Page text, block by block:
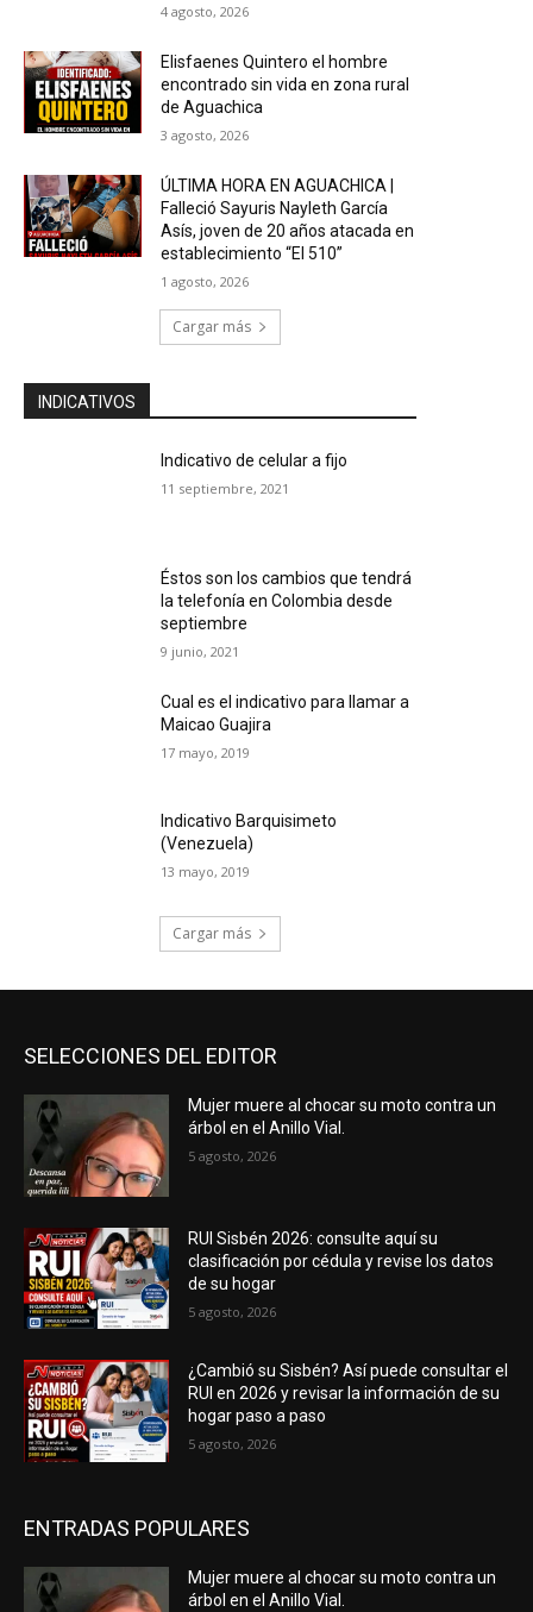
4 agosto, 2026
Elisfaenes Quintero el hombre
encontrado sin vida en zona rural
de Aguachica
3 agosto, 2026
ÚLTIMA HORA EN AGUACHICA |
Falleció Sayuris Nayleth García
Asís, joven de 20 años atacada en
establecimiento “El 510”
1 agosto, 2026
Cargar más
INDICATIVOS
Indicativo de celular a fijo
11 septiembre, 2021
Éstos son los cambios que tendrá
la telefonía en Colombia desde
septiembre
9 junio, 2021
Cual es el indicativo para llamar a
Maicao Guajira
17 mayo, 2019
Indicativo Barquisimeto
(Venezuela)
13 mayo, 2019
Cargar más
SELECCIONES DEL EDITOR
Mujer muere al chocar su moto contra un
árbol en el Anillo Vial.
5 agosto, 2026
RUI Sisbén 2026: consulte aquí su
clasificación por cédula y revise los datos
de su hogar
5 agosto, 2026
¿Cambió su Sisbén? Así puede consultar el
RUI en 2026 y revisar la información de su
hogar paso a paso
5 agosto, 2026
ENTRADAS POPULARES
Mujer muere al chocar su moto contra un
árbol en el Anillo Vial.